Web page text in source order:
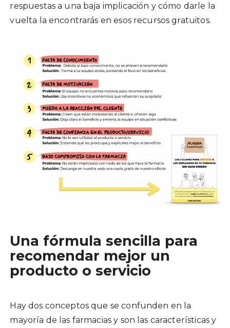
respuestas a una baja implicación y cómo darle la
vuelta la encontrarás en esos recursos gratuitos.
Una fórmula sencilla para
recomendar mejor un
producto o servicio
Hay dos conceptos que se confunden en la
mayoría de las farmacias y son las características y